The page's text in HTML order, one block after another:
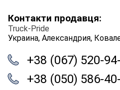
Контакти продавця:
Truck-Pride
Украина, Александрия,
+38 (067) 520-
+38 (050) 586-